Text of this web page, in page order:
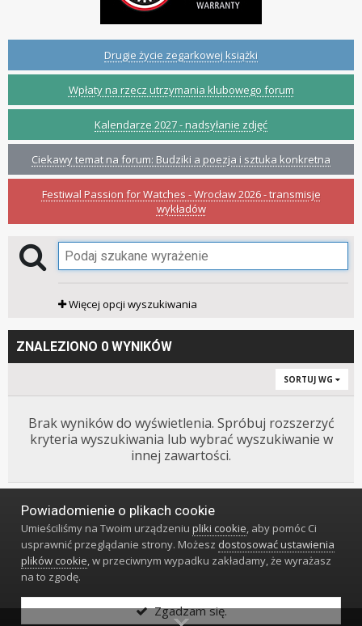
Drugie życie zegarkowej książki
Wpłaty na rzecz utrzymania klubowego forum
Kalendarze 2027 - nadsyłanie zdjęć
Ciekawy temat na forum: Budziki a poezja i sztuka konkretna
Festiwal Passion for Watches - Wrocław 2026 - transmisje
wykładów
Więcej opcji wyszukiwania
ZNALEZIONO 0 WYNIKÓW
SORTUJ WG
Brak wyników do wyświetlenia. Spróbuj rozszerzyć
kryteria wyszukiwania lub wybrać wyszukiwanie w
innej zawartości.
Język Styl Polityka prywatności
Klub Miłośników Zegarów i Zegarków
Powered by Invision Community
Powiadomienie o plikach cookie
Umieściliśmy na Twoim urządzeniupliki cookie, aby pomóc Ci
usprawnić przeglądanie strony. Możesz dostosować ustawienia
plików cookie, w przeciwnym wypadku zakładamy, że wyrażasz
na to zgodę.
Zgadzam się.